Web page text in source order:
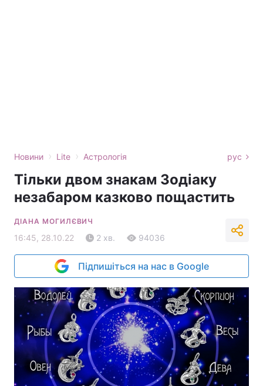
Новини › Lite › Астрологія рус
Тільки двом знакам Зодіаку
незабаром казково пощастить
ДІАНА МОГИЛЄВИЧ
16:45, 28.10.22 2 хв. 94036
Підпишіться на нас в Google